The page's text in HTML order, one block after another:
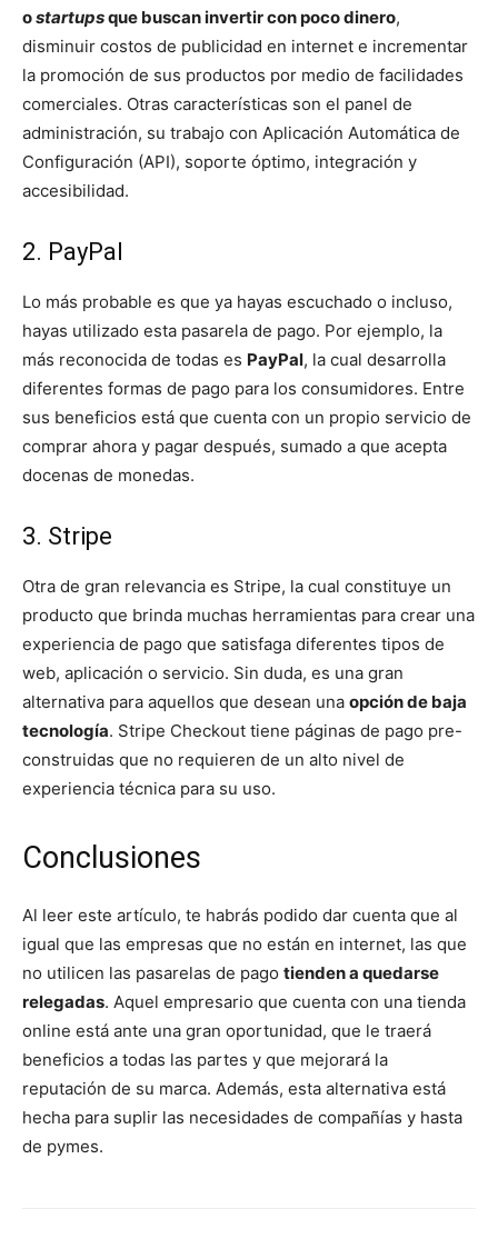
ostartupsque buscan invertir con poco dinero,
disminuir costos de publicidad en internet e incrementar
la promoción de sus productos por medio de facilidades
comerciales. Otras características son el panel de
administración, su trabajo con Aplicación Automática de
Configuración (API), soporte óptimo, integración y
accesibilidad.
2. PayPal
Lo más probable es que ya hayas escuchado o incluso,
hayas utilizado esta pasarela de pago. Por ejemplo, la
más reconocida de todas es PayPal, la cual desarrolla
diferentes formas de pago para los consumidores. Entre
sus beneficios está que cuenta con un propio servicio de
comprar ahora y pagar después, sumado a que acepta
docenas de monedas.
3. Stripe
Otra de gran relevancia es Stripe, la cual constituye un
producto que brinda muchas herramientas para crear una
experiencia de pago que satisfaga diferentes tipos de
web, aplicación o servicio. Sin duda, es una gran
alternativa para aquellos que desean una opción de baja
tecnología. Stripe Checkout tiene páginas de pago pre-
construidas que no requieren de un alto nivel de
experiencia técnica para su uso.
Conclusiones
Al leer este artículo, te habrás podido dar cuenta que al
igual que las empresas que no están en internet, las que
no utilicen las pasarelas de pago tienden a quedarse
relegadas. Aquel empresario que cuenta con una tienda
online está ante una gran oportunidad, que le traerá
beneficios a todas las partes y que mejorará la
reputación de su marca. Además, esta alternativa está
hecha para suplir las necesidades de compañías y hasta
de pymes.